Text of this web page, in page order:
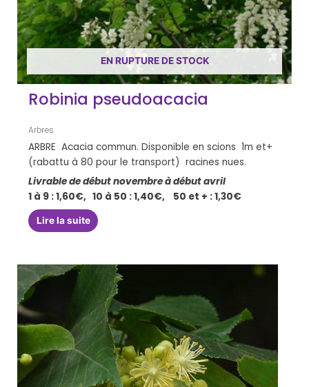
EN RUPTURE DE STOCK
Robinia pseudoacacia
Arbres
ARBRE Acacia commun. Disponible en scions 1m et+
(rabattu à 80 pour le transport) racines nues.
Livrable de début novembre à début avril
1 à 9 : 1,60€, 10 à 50 : 1,40€, 50 et + : 1,30€
Lire la suite